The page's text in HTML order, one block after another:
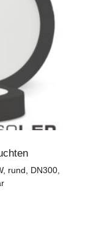
rund, DN300,